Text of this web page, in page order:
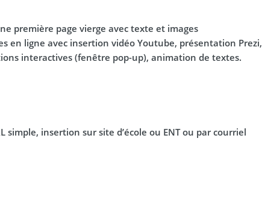
première page vierge avec texte et images
en ligne avec insertion vidéo Youtube, présentation
interactives (fenêtre pop-up), animation de textes.
simple, insertion sur site d’école ou ENT ou par courriel